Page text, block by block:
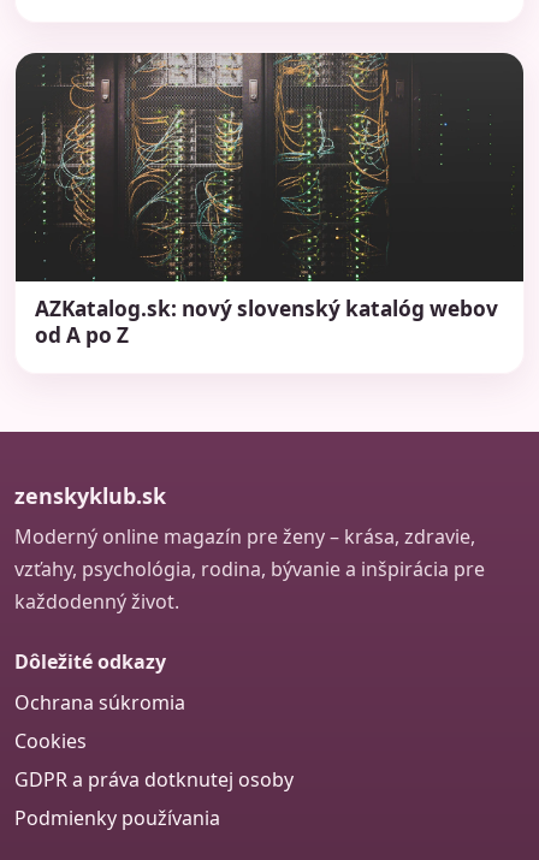
AZKatalog.sk: nový slovenský katalóg webov
od A po Z
zenskyklub.sk
Moderný online magazín pre ženy – krása, zdravie,
vzťahy, psychológia, rodina, bývanie a inšpirácia pre
každodenný život.
Dôležité odkazy
Ochrana súkromia
Cookies
GDPR a práva dotknutej osoby
Podmienky používania